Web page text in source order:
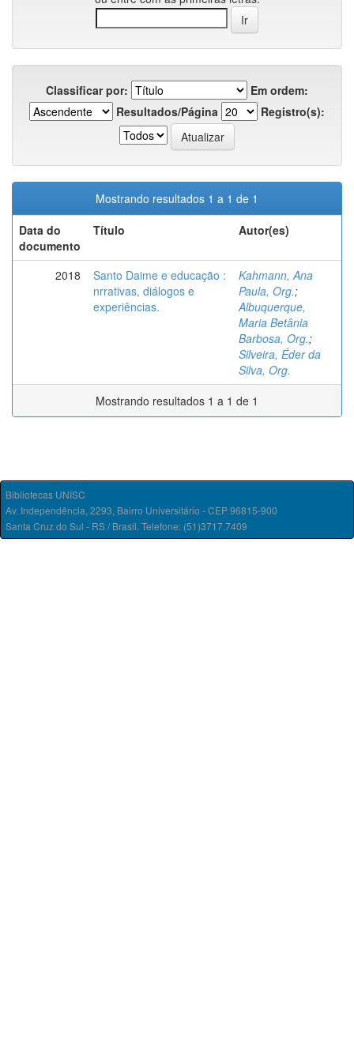
Classificar por:
Em ordem:
Resultados/Página
Registro(s):
Mostrando resultados 1 a 1 de 1
Data do
documento
Título Autor(es)
2018
Santo Daime e educação :
nrrativas, diálogos e
experiências.
Kahmann, Ana
Paula, Org.;
Albuquerque,
Maria Betânia
Barbosa, Org.;
Silveira, Éder da
Silva, Org.
Mostrando resultados 1 a 1 de 1
Bibliotecas UNISC
Av. Independência, 2293, Bairro Universitário - CEP 96815-900
Santa Cruz do Sul - RS / Brasil. Telefone: (51)3717.7409